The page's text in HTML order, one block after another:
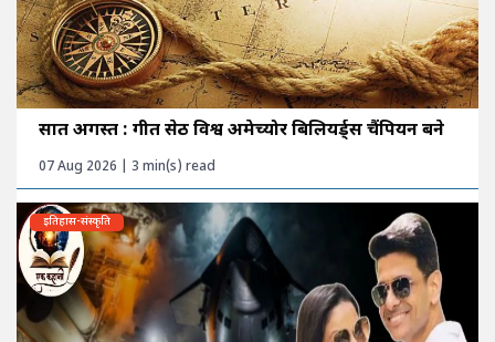
सात अगस्त : गीत सेठी विश्व अमेच्योर बिलियर्ड्स चैंपियन बने
07 Aug 2026 | 3 min(s) read
इतिहास-संस्कृति